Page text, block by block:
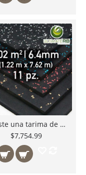
Pediste una tarima de 6 rollos de 50' X 4' a 6.4mm y necesitas rollos extra? Agrega de 1 a 5 de esta publicación a precio preferencial.
$7,754.99